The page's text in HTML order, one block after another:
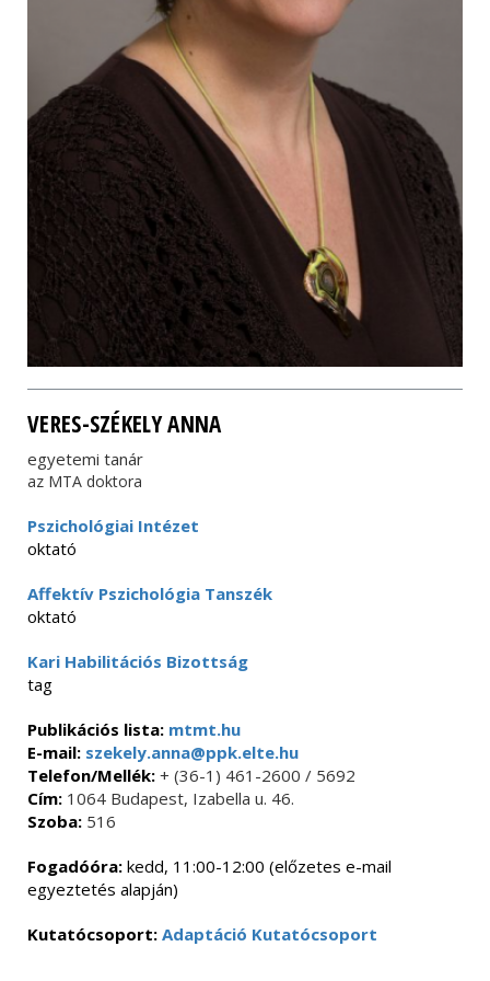
VERES-SZÉKELY ANNA
egyetemi tanár
az MTA doktora
Pszichológiai Intézet
oktató
Affektív Pszichológia Tanszék
oktató
Kari Habilitációs Bizottság
tag
Publikációs lista: mtmt.hu
E-mail: szekely.anna@ppk.elte.hu
Telefon/Mellék: + (36-1) 461-2600 / 5692
Cím: 1064 Budapest, Izabella u. 46.
Szoba: 516
Fogadóóra: kedd, 11:00-12:00 (előzetes e-mail
egyeztetés alapján)
Kutatócsoport: Adaptáció Kutatócsoport